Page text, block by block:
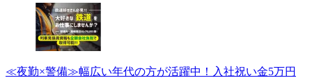
≪夜勤×警備≫幅広い年代の方が活躍中！入社祝い金5万円